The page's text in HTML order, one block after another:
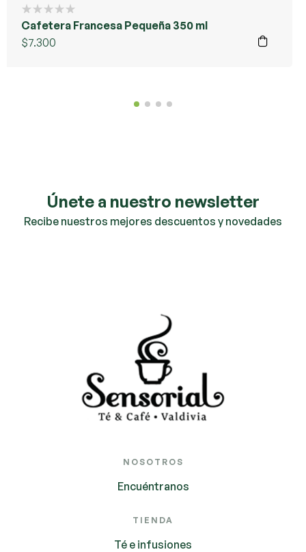
Cafetera Francesa Pequeña 350 ml
$7.300
Únete a nuestro newsletter
Recibe nuestros mejores descuentos y novedades
NOSOTROS
Encuéntranos
TIENDA
Té e infusiones